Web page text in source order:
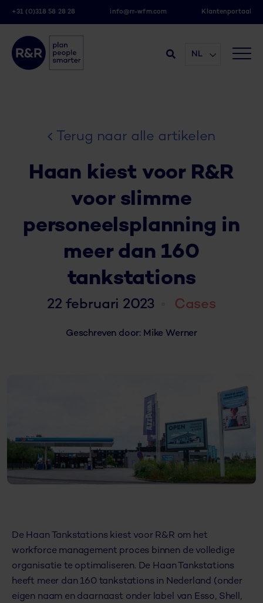
+31 (0)318 58 28 28 info@rr-wfm.com Klantenportaal
NL
Terug naar alle artikelen
Haan kiest voor R&R
voor slimme
personeelsplanning in
meer dan 160
tankstations
22 februari 2023 Cases
Geschreven door: Mike Werner
De Haan Tankstations kiest voor R&R om het
workforce management proces binnen de volledige
organisatie te optimaliseren. De Haan Tankstations
heeft meer dan 160 tankstations in Nederland (onder
eigen naam en daarnaast onder label van Esso, Shell,